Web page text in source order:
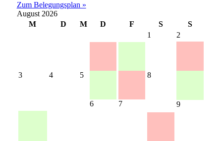
Zum Belegungsplan »
August 2026
M
D M D F S
S
1
2
3 4 5
6 7
8
9